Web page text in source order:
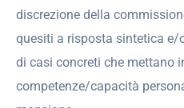
discrezione della
quesiti a risposta sintetica
di casi concreti che mettano
competenze/capacità